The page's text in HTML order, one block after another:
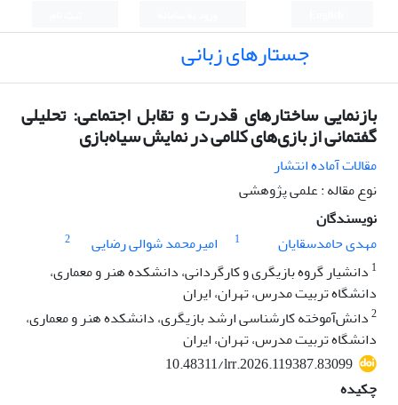
جستارهای زبانی
بازنمایی ساختارهای قدرت و تقابل اجتماعی: تحلیلی
گفتمانی از بازی‌های کلامی در نمایش سیاه‌بازی
مقالات آماده انتشار
نوع مقاله : علمی پژوهشی
نویسندگان
مهدی حامدسقایان
1 امیرمحمد شوالی رضایی
2
1 دانشیار گروه بازیگری و کارگردانی، دانشکده هنر و معماری،
دانشگاه تربیت مدرس، تهران، ایران
2دانش‌آموخته کارشناسی ارشد بازیگری، دانشکده هنر و معماری،
دانشگاه تربیت مدرس، تهران، ایران
10.48311/lrr.2026.119387.83099
چکیده